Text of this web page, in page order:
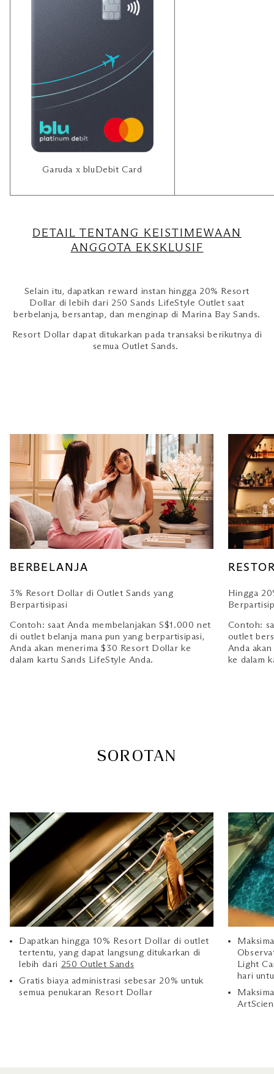
Garuda x bluDebit Card
DETAIL TENTANG KEISTIMEWAAN
ANGGOTA EKSKLUSIF
Selain itu, dapatkan reward instan hingga 20% Resort
Dollar di lebih dari 250 Sands LifeStyle Outlet saat
berbelanja, bersantap, dan menginap di Marina Bay Sands.
Resort Dollar dapat ditukarkan pada transaksi berikutnya di
semua Outlet Sands.
BERBELANJA
3% Resort Dollar di Outlet Sands yang
Berpartisipasi
Contoh: saat Anda membelanjakan S$1.000 net
di outlet belanja mana pun yang berpartisipasi,
Anda akan menerima $30 Resort Dollar ke
dalam kartu Sands LifeStyle Anda.
Hingga
Contoh:
outlet
Anda
ke dalam
SOROTAN
Dapatkan hingga 10% Resort Dollar di outlet
tertentu, yang dapat langsung ditukarkan di
lebih dari 250 Outlet Sands
Gratis biaya administrasi sebesar 20% untuk
semua penukaran Resort Dollar
Light
hari